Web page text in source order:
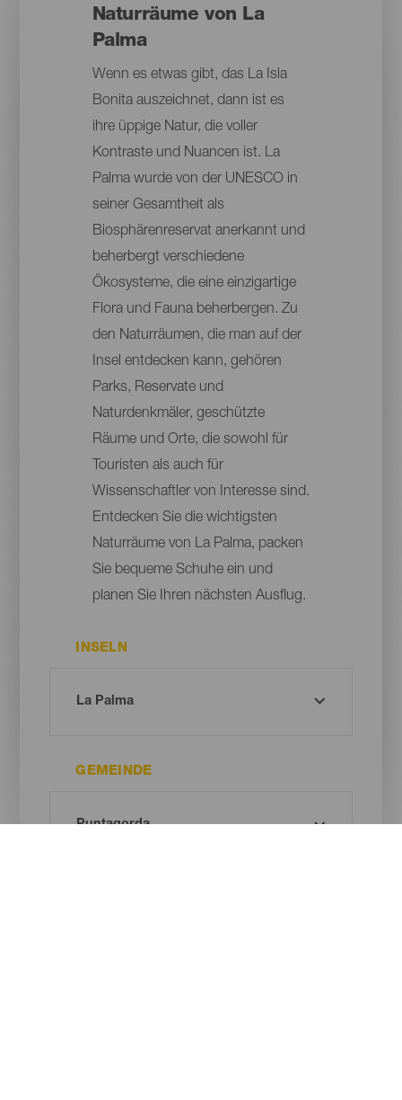
Naturräume von La
Palma
Wenn es etwas gibt, das La Isla
Bonita auszeichnet, dann ist es
ihre üppige Natur, die voller
Kontraste und Nuancen ist. La
Palma wurde von der UNESCO in
seiner Gesamtheit als
Biosphärenreservat anerkannt und
beherbergt verschiedene
Ökosysteme, die eine einzigartige
Flora und Fauna beherbergen. Zu
den Naturräumen, die man auf der
Insel entdecken kann, gehören
Parks, Reservate und
Naturdenkmäler, geschützte
Räume und Orte, die sowohl für
Touristen als auch für
Wissenschaftler von Interesse sind.
Entdecken Sie die wichtigsten
Naturräume von La Palma, packen
Sie bequeme Schuhe ein und
planen Sie Ihren nächsten Ausflug.
INSELN
GEMEINDE